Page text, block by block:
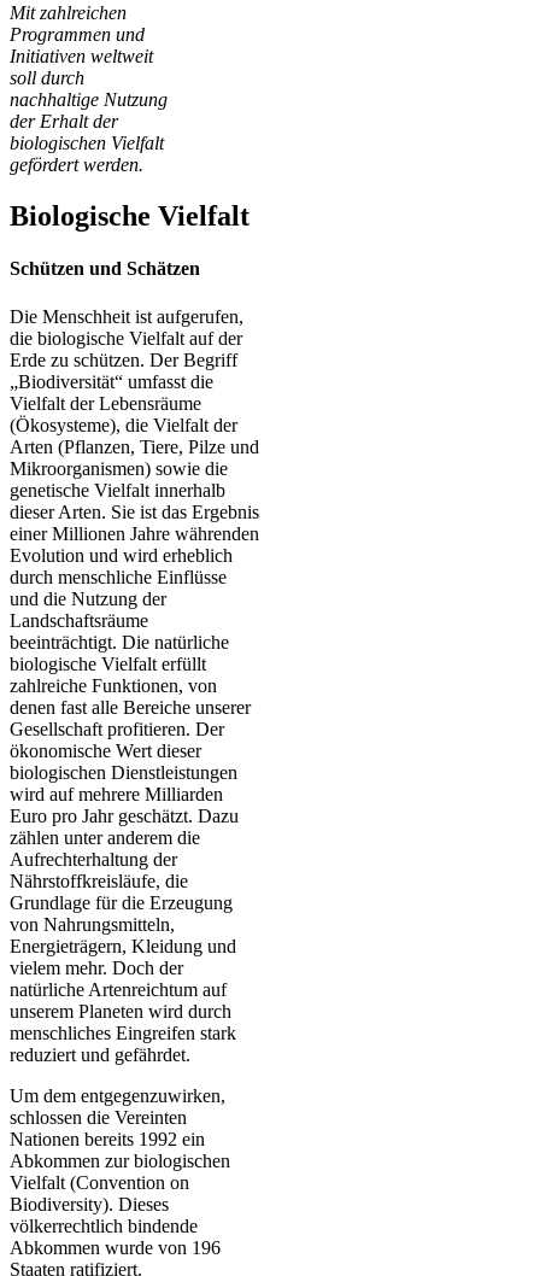
Mit zahlreichen
Programmen und
Initiativen weltweit
soll durch
nachhaltige Nutzung
der Erhalt der
biologischen Vielfalt
gefördert werden.
Biologische Vielfalt
Schützen und Schätzen
Die Menschheit ist aufgerufen,
die biologische Vielfalt auf der
Erde zu schützen. Der Begriff
„Biodiversität“ umfasst die
Vielfalt der Lebensräume
(Ökosysteme), die Vielfalt der
Arten (Pflanzen, Tiere, Pilze und
Mikroorganismen) sowie die
genetische Vielfalt innerhalb
dieser Arten. Sie ist das Ergebnis
einer Millionen Jahre währenden
Evolution und wird erheblich
durch menschliche Einflüsse
und die Nutzung der
Landschaftsräume
beeinträchtigt. Die natürliche
biologische Vielfalt erfüllt
zahlreiche Funktionen, von
denen fast alle Bereiche unserer
Gesellschaft profitieren. Der
ökonomische Wert dieser
biologischen Dienstleistungen
wird auf mehrere Milliarden
Euro pro Jahr geschätzt. Dazu
zählen unter anderem die
Aufrechterhaltung der
Nährstoffkreisläufe, die
Grundlage für die Erzeugung
von Nahrungsmitteln,
Energieträgern, Kleidung und
vielem mehr. Doch der
natürliche Artenreichtum auf
unserem Planeten wird durch
menschliches Eingreifen stark
reduziert und gefährdet.
Um dem entgegenzuwirken,
schlossen die Vereinten
Nationen bereits 1992 ein
Abkommen zur biologischen
Vielfalt (Convention on
Biodiversity). Dieses
völkerrechtlich bindende
Abkommen wurde von 196
Staaten ratifiziert.